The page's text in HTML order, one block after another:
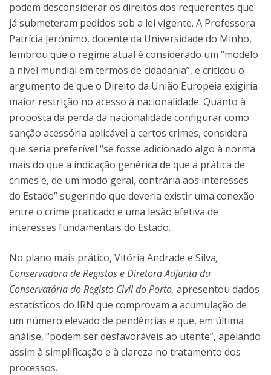
podem desconsiderar os direitos dos requerentes que
já submeteram pedidos sob a lei vigente. A Professora
Patrícia Jerónimo, docente da Universidade do Minho,
lembrou que o regime atual é considerado um “modelo
a nível mundial em termos de cidadania”, e criticou o
argumento de que o Direito da União Europeia exigiria
maior restrição no acesso à nacionalidade. Quanto à
proposta da perda da nacionalidade configurar como
sanção acessória aplicável a certos crimes, considera
que seria preferível “se fosse adicionado algo à norma
mais do que a indicação genérica de que a prática de
crimes é, de um modo geral, contrária aos interesses
do Estado” sugerindo que deveria existir uma conexão
entre o crime praticado e uma lesão efetiva de
interesses fundamentais do Estado.
No plano mais prático, Vitória Andrade e Silva,
Conservadora de Registos e Diretora Adjunta da
Conservatória do Registo Civil do Porto, apresentou dados
estatísticos do IRN que comprovam a acumulação de
um número elevado de pendências e que, em última
análise, “podem ser desfavoráveis ao utente”, apelando
assim à simplificação e à clareza no tratamento dos
processos.